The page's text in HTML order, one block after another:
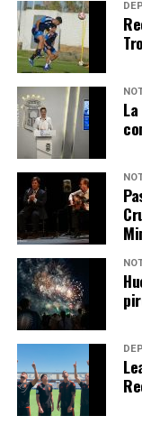
QUINTA
2026
hace 5 días·